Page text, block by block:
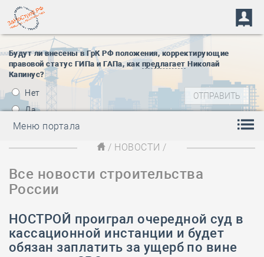
Будут ли внесены в ГрК РФ положения, корректирующие
правовой статус ГИПа и ГАПа, как предлагает Николай
Капинус?
Нет
Да
Меню портала
/ НОВОСТИ /
Все новости строительства
России
НОСТРОЙ проиграл очередной суд в
кассационной инстанции и будет
обязан заплатить за ущерб по вине